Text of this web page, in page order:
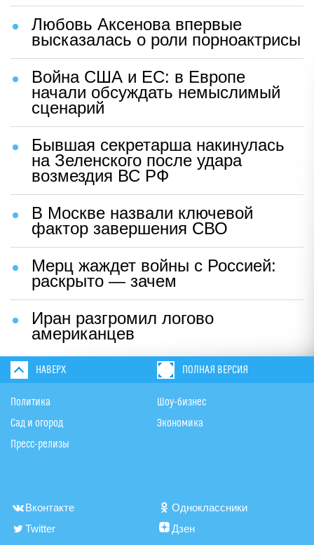
Любовь Аксенова впервые
высказалась о роли порноактрисы
Война США и ЕС: в Европе
начали обсуждать немыслимый
сценарий
Бывшая секретарша накинулась
на Зеленского после удара
возмездия ВС РФ
В Москве назвали ключевой
фактор завершения СВО
Мерц жаждет войны с Россией:
раскрыто — зачем
Иран разгромил логово
американцев
НАВЕРХ ПОЛНАЯ ВЕРСИЯ
Политика
Сад и огород
Пресс-релизы
Шоу-бизнес
Экономика
Вконтакте
Одноклассники
Twitter
Дзен